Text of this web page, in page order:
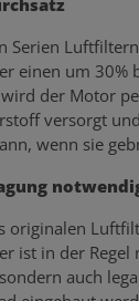
Serien
einen um 30%
der Motor
versorgt
wenn sie
originalen
ist in der
auch